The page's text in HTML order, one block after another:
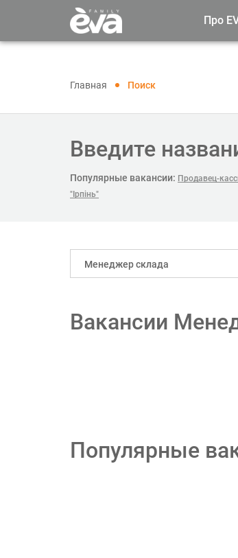
Про
Главная Поиск
Введите
Популярные вакансии: Продавец-
"Ірпінь"
Менеджер склада
Вакансии
Популярные